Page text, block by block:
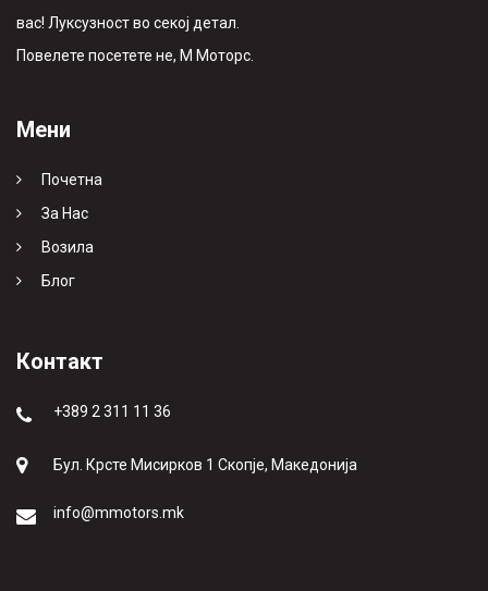
вас! Луксузност во секој детал.
Повелете посетете не, М Моторс.
Мени
Почетна
За Нас
Возила
Блог
Контакт
+389 2 311 11 36
Бул. Крсте Мисирков 1 Скопје, Македонија
info@mmotors.mk